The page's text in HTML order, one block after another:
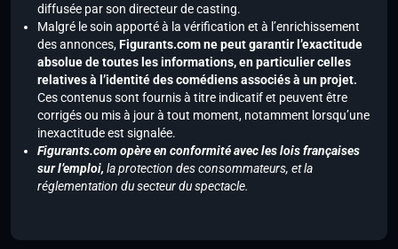
diffusée par son directeur de casting.
Malgré le soin apporté à la vérification et à l’enrichissement
des annonces,Figurants.com ne peut garantir l’exactitude
absolue de toutes les informations, en particulier celles
relatives à l’identité des comédiens associés à un projet.
Ces contenus sont fournis à titre indicatif et peuvent être
corrigés ou mis à jour à tout moment, notamment lorsqu’une
inexactitude est signalée.
Figurants.com opère en conformité avec les lois françaises
sur l’emploi, la protection des consommateurs, et la
réglementation du secteur du spectacle.